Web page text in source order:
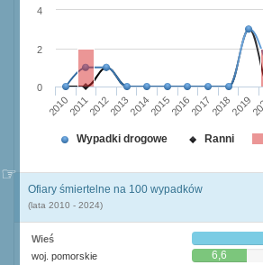
2010201120122013201420152016201720182019
0
2
4
Wypadki drogowe Ranni
Ofiary śmiertelne na 100 wypadków
(lata 2010 - 2024)
Wieś
woj. pomorskie 6,6